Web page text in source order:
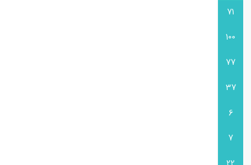
71
100
77
37
6
7